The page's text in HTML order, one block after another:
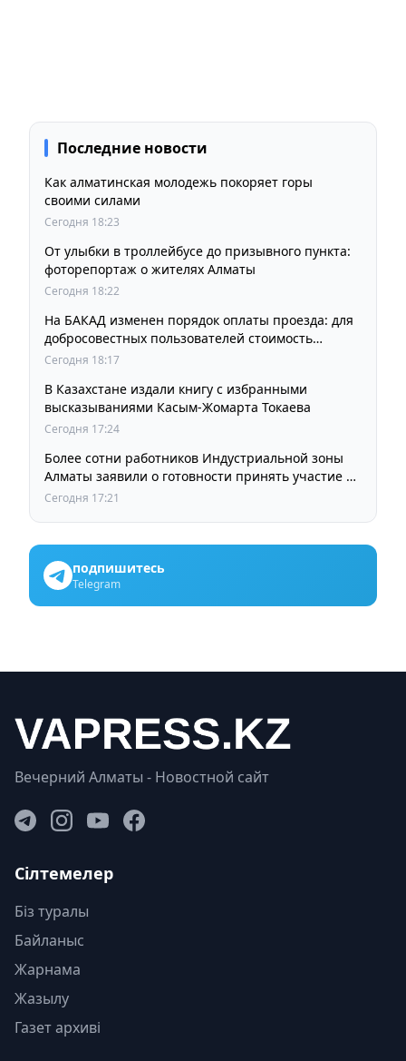
Последние новости
Как алматинская молодежь покоряет горы
своими силами
Сегодня 18:23
От улыбки в троллейбусе до призывного пункта:
фоторепортаж о жителях Алматы
Сегодня 18:22
На БАКАД изменен порядок оплаты проезда: для
добросовестных пользователей стоимость
остается прежней
Сегодня 18:17
В Казахстане издали книгу с избранными
высказываниями Касым-Жомарта Токаева
Сегодня 17:24
Более сотни работников Индустриальной зоны
Алматы заявили о готовности принять участие в
выборах членов Курылтая
Сегодня 17:21
подпишитесь
Telegram
Вечерний Алматы - Новостной сайт
Сілтемелер
Біз туралы
Байланыс
Жарнама
Жазылу
Газет архиві